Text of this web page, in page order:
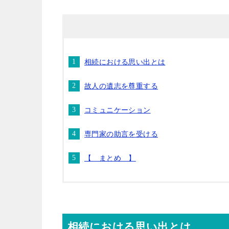
相続における思い出とは
故人の遺志を尊重する
コミュニケーション
専門家の助言を受ける
【 まとめ 】